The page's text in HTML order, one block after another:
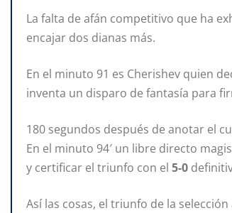
La falta de afán competitivo que ha
encajar dos dianas más.
En el minuto 91 es Cherishev quien
inventa un disparo de fantasía para
180 segundos después de anotar el
En el minuto 94′ un libre directo
y certificar el triunfo con el 5-0
Así las cosas, el triunfo de la